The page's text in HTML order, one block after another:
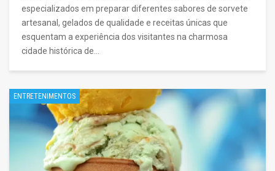
especializados em preparar diferentes sabores de sorvete
artesanal, gelados de qualidade e receitas únicas que
esquentam a experiência dos visitantes na charmosa
cidade histórica de…
ENTRETENIMENTOS